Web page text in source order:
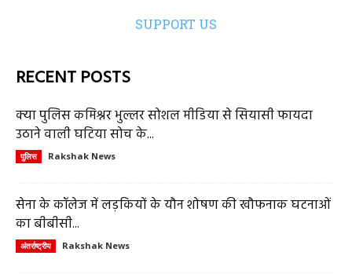
SUPPORT US
RECENT POSTS
क्या पुलिस कमिश्नर भुल्लर सोशल मीडिया से सियासी फायदा
उठाने वाली घटिया सोच के...
पुलिस Rakshak News
सेना के कॉलेज में लड़कियों के यौन शोषण की खौफनाक घटनाओं
का बीबीसी...
अंतर्राष्ट्रीय Rakshak News